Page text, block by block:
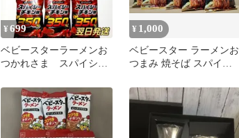
¥699
ベビースターラーメンお
つかれさま スパイシー
袋セット
¥ 1,000
ベビースター ラーメンお
つまみ 焼そば スパイシ